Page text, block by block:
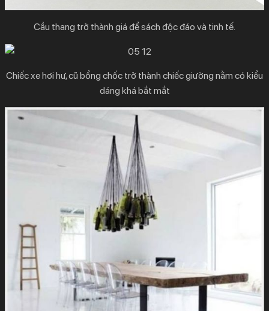
Cầu thang trở thành giá để sách độc đáo và tinh tế.
Chiếc xe hơi hư, cũ bổng chốc trở thành chiếc giường nằm có kiểu
dáng khá bắt mắt